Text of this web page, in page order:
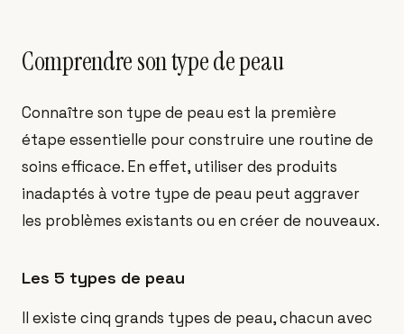
Comprendre son type de peau
Connaître son type de peau est la première
étape essentielle pour construire une routine de
soins efficace. En effet, utiliser des produits
inadaptés à votre type de peau peut aggraver
les problèmes existants ou en créer de nouveaux.
Les 5 types de peau
Il existe cinq grands types de peau, chacun avec